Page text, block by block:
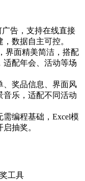
广告，支持在线直接
数据自主可控。
界面精美简洁，搭配
适配年会、活动等场
、奖品信息、界面风
音乐，适配不同活动
需编程基础，Excel模
抽奖。